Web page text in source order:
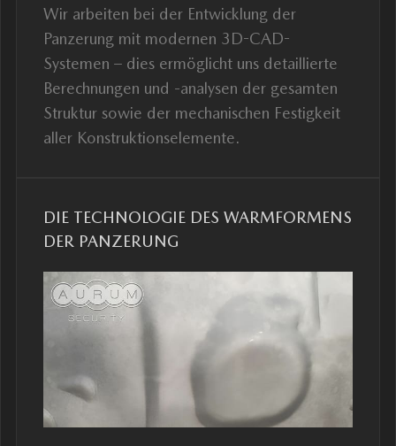
Wir arbeiten bei der Entwicklung der
Panzerung mit modernen 3D-CAD-
Systemen – dies ermöglicht uns detaillierte
Berechnungen und -analysen der gesamten
Struktur sowie der mechanischen Festigkeit
aller Konstruktionselemente.
DIE TECHNOLOGIE DES WARMFORMENS
DER PANZERUNG